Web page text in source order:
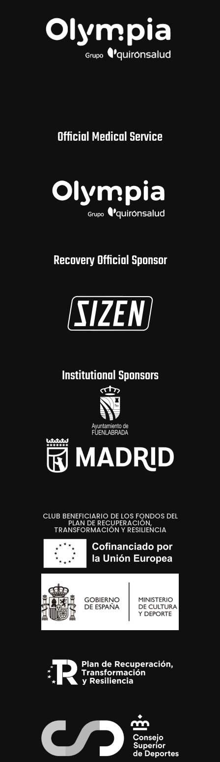
Official Medical Service
Recovery Official Sponsor
Institutional Sponsors
CLUB BENEFICIARIO DE LOS FONDOS DEL
PLAN DE RECUPERACIÓN,
TRANSFORMACIÓN Y RESILIENCIA